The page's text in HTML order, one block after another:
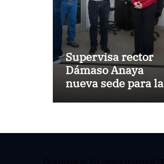
Supervisa rector
Dámaso Anaya
nueva sede para la
Victoria